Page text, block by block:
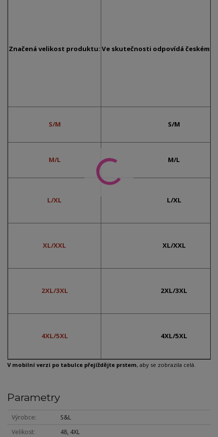
Značená velikost produktu: Ve skutečnosti odpovídá českému
S/M S/M
M/L M/L
L/XL L/XL
XL/XXL XL/XXL
2XL/3XL 2XL/3XL
4XL/5XL 4XL/5XL
V mobilní verzi po tabulce přejíždějte prstem, aby se zobrazila celá.
Parametry
Výrobce
S&L
Velikost
48, 4XL